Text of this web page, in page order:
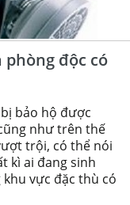
độc có
bảo hộ được
như trên thế
trội, có thể nói
kì ai đang sinh
vực đặc thù có